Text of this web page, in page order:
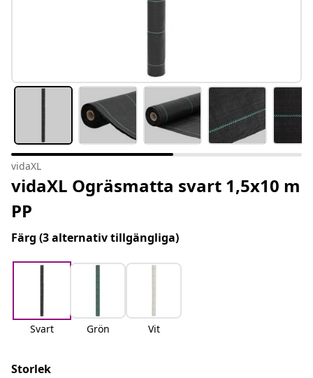
vidaXL
vidaXL Ogräsmatta svart 1,5x10 m
PP
Färg (3 alternativ tillgängliga)
Svart Grön Vit
Storlek